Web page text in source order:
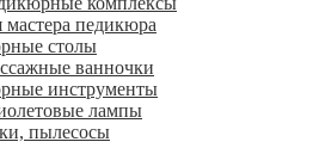
мастера педикюра
столы
ванночки
инструменты
лампы
пылесосы